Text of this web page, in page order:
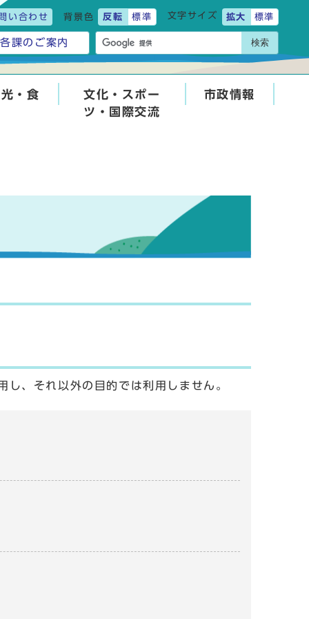
い合わせ 背景色 反転 標準 文字サイズ 拡大 標準
各課のご案内 検索
・食
文化・スポー
ツ・国際交流
市政情報
、それ以外の目的では利用しません。